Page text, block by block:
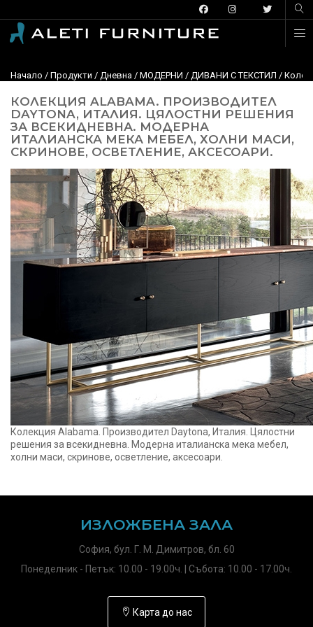
Начало / Продукти / Дневна / МОДЕРНИ / ДИВАНИ С ТЕКСТИЛ /
КОЛЕКЦИЯ ALABAMA. ПРОИЗВОДИТЕЛ
DAYTONA, ИТАЛИЯ. ЦЯЛОСТНИ РЕШЕНИЯ
ЗА ВСЕКИДНЕВНА. МОДЕРНА
ИТАЛИАНСКА МЕКА МЕБЕЛ, ХОЛНИ МАСИ,
СКРИНОВЕ, ОСВЕТЛЕНИЕ, АКСЕСОАРИ.
Колекция Alabama. Производител Daytona, Италия. Цялостни
решения за всекидневна. Модерна италианска мека мебел,
холни маси, скринове, осветление, аксесоари.
ИЗЛОЖБЕНА ЗАЛА
София, бул. Г. М. Димитров, бл. 60
Понеделник - Петък: 10.00 - 19.00ч. | Събота: 10.00 - 17.00ч.
Карта до нас